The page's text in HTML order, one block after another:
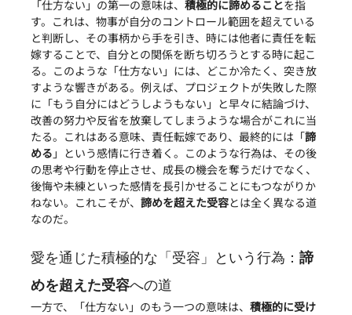
「仕方ない」の第一の意味は、 積極的に諦めることを指
す。これは、物事が自分のコントロール範囲を超えている
と判断し、その事柄から手を引き、時には他者に責任を転
嫁することで、自分との関係を断ち切ろうとする時に起こ
る。このような「仕方ない」には、どこか冷たく、突き放
すような響きがある。例えば、プロジェクトが失敗した際
に「もう自分にはどうしようもない」と早々に結論づけ、
改善の努力や反省を放棄してしまうような場合がこれに当
たる。これはある意味、責任転嫁であり、最終的には「諦
める 」という感情に行き着く。このような行為は、その後
の思考や行動を停止させ、成長の機会を奪うだけでなく、
後悔や未練といった感情を長引かせることにもつながりか
ねない。これこそが、 諦めを超えた受容とは全く異なる道
なのだ。
愛を通じた積極的な「受容」という行為： 諦
めを超えた受容への道
一方で、「仕方ない」のもう一つの意味は、 積極的に受け